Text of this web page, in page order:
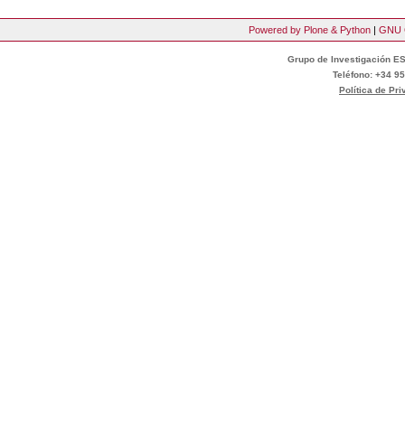
Powered by Plone & Python | GNU
Grupo de Investigación
Teléfono: +34
Política de